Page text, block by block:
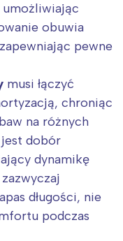
obuwia
pewne
musi łączyć
chroniąc
na różnych
dobór
dynamikę
długości, nie
podczas